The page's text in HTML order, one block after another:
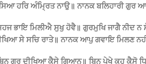
ਹਰਿ ਅੰਮ੍ਰਿਤ ਨਾਉ॥ ਨਾਨਕ ਬਲਿਹਾਰੀ ਗੁਰ
ਭਾਇ ਮਿਲੀਐ ਸੁਖੁ ਹੋਵੈ॥ ਗੁਰਮੁਖਿ ਜਾਗੈ ਨੀਦ
ਸੇ ਸਚਿ ਰਾਤੇ॥ ਨਾਨਕ ਆਪੁ ਗਵਾਇ ਮਿਲਣ
ਗੁਰ ਦੀਖਿਆ ਕੈਸੇ ਗਿਆਨੁ॥ ਬਿਨੁ ਪੇਖੇ ਕਹੁ ਕੈਸੋ